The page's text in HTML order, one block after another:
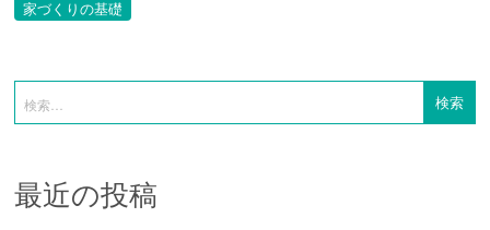
家づくりの基礎
最近の投稿